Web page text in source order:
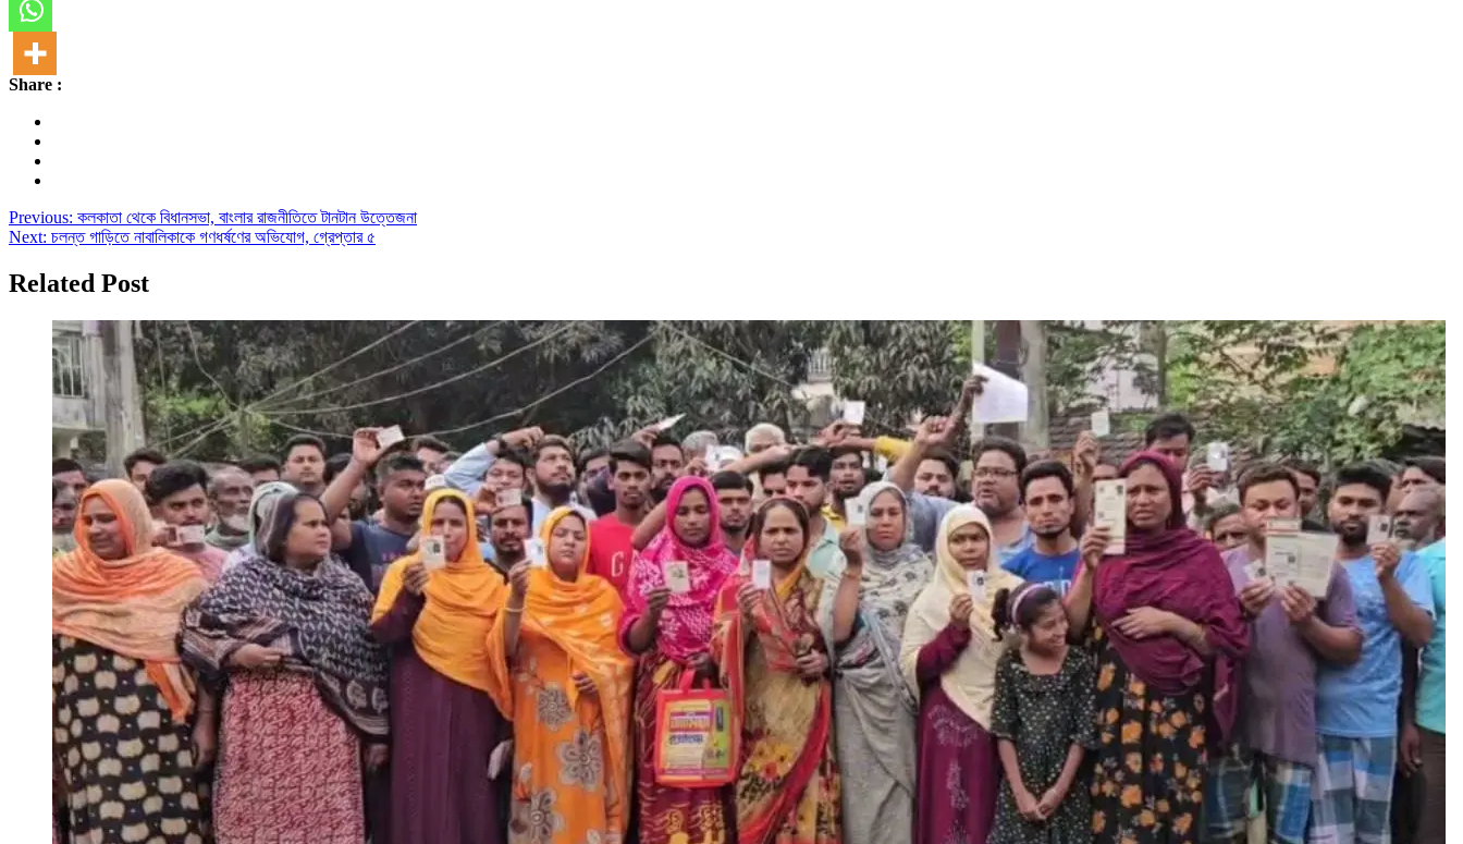
Share :
Post
navigation
Previous: কলকাতা থেকে বিধানসভা, বাংলার রাজনীতিতে টানটান উত্তেজনা
Next: চলন্ত গাড়িতে নাবালিকাকে গণধর্ষণের অভিযোগ, গ্রেপ্তার ৫
Related Post